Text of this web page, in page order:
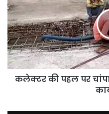
पहल
पर
चांपा
रेलवे
ओवरब्रिज
का
निर्माण
कार्यकलेक्टर की पहल पर